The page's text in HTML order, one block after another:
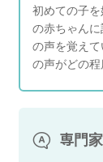
初めての子
の赤ちゃん
の声を覚え
の声がどの
専門